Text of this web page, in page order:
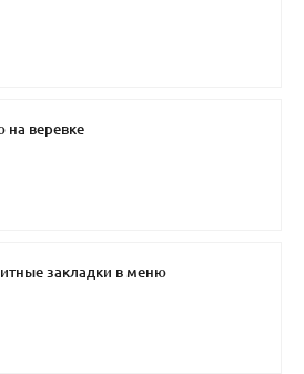
на веревке
закладки в меню